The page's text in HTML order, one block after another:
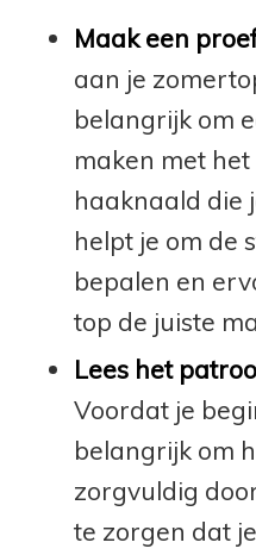
Maak een
aan je
belangrijk om
maken met
haaknaald die
helpt je om de
bepalen en
top de juiste
Lees het
Voordat je
belangrijk om
zorgvuldig
te zorgen dat